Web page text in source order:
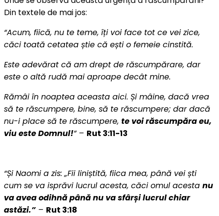
Din textele de mai jos:
“Acum, fiică, nu te teme, îți voi face tot ce vei zice,
căci toată cetatea știe că ești o femeie cinstită.
Este adevărat că am drept de răscumpărare, dar
este o altă rudă mai aproape decât mine.
Rămâi în noaptea aceasta aici. Și mâine, dacă vrea
să te răscumpere, bine, să te răscumpere; dar dacă
nu-i place să te răscumpere, te voi răscumpăra eu,
viu este Domnul!”– Rut 3:11-13
“Și Naomi a zis: „Fii liniștită, fiica mea, până vei ști
cum se va isprăvi lucrul acesta, căci omul acesta nu
va avea odihnă până nu va sfârși lucrul chiar
astăzi.”– Rut 3:18